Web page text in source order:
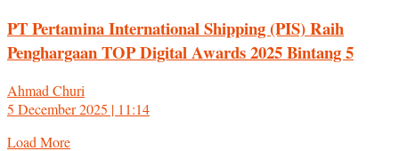
PT Pertamina International Shipping (PIS) Raih
Penghargaan TOP Digital Awards 2025 Bintang 5
Ahmad Churi
5 December 2025 | 11:14
Load More